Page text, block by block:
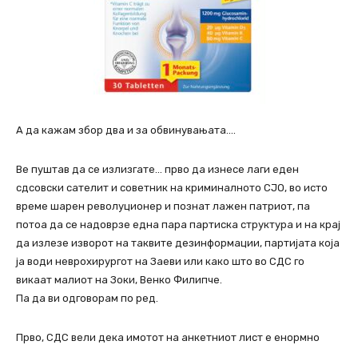
А да кажам збор два и за обвинувањата….
Ве пуштав да се излизгате… прво да изнесе лаги еден
сдсовски сателит и советник на криминалното СЈО, во исто
време шарен револуционер и познат лажен патриот, па
потоа да се надоврзе една пара партиска структура и на крај
да излезе изворот на таквите дезинформации, партијата која
ја води неврохирургот на Заеви или како што во СДС го
викаат малиот на Зоки, Венко Филипче.
Па да ви одговорам по ред.
Прво, СДС вели дека имотот на анкетниот лист е енормно